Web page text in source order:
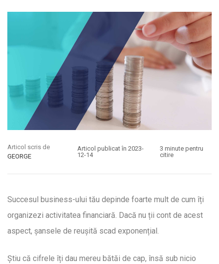
Articol scris de
GEORGE
Articol publicat în 2023-
12-14
3 minute pentru
citire
Succesul business-ului tău depinde foarte mult de cum îți
organizezi activitatea financiară. Dacă nu ții cont de acest
aspect, șansele de reușită scad exponențial.
Știu că cifrele îți dau mereu bătăi de cap, însă sub nicio